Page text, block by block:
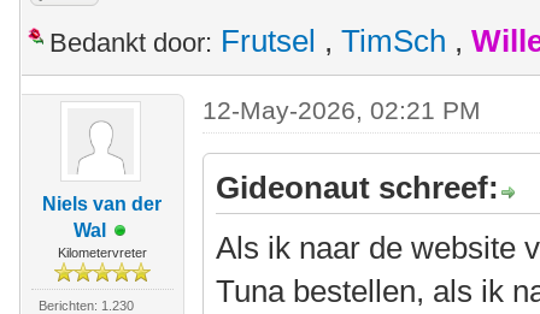
Bedankt door: Frutsel , TimSch ,
Niels van der
Wal
Kilometervreter
Berichten: 1.230
12-May-2026, 02:21 PM
Gideonaut schreef:
Als ik naar de website
Tuna bestellen, als ik